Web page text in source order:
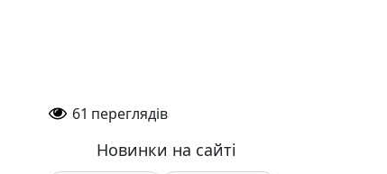
61 переглядів
Новинки на сайті